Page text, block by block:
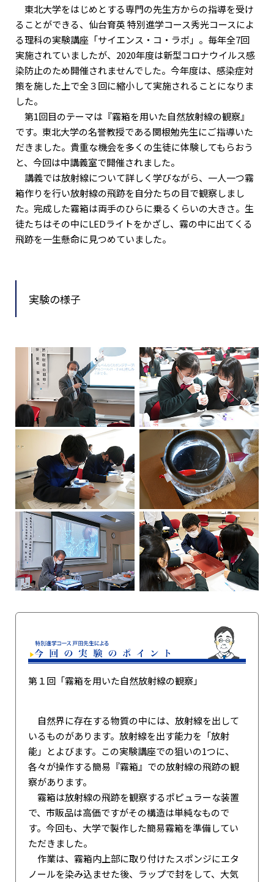
東北大学をはじめとする専門の先生方からの指導を受け
ることができる、仙台育英 特別進学コース秀光コースによ
る理科の実験講座「サイエンス・コ・ラボ」。毎年全7回
実施されていましたが、2020年度は新型コロナウイルス感
染防止のため開催されませんでした。今年度は、感染症対
策を施した上で全３回に縮小して実施されることになりま
した。
第1回目のテーマは『霧箱を用いた自然放射線の観察』
です。東北大学の名誉教授である関根勉先生にご指導いた
だきました。貴重な機会を多くの生徒に体験してもらおう
と、今回は中講義室で開催されました。
講義では放射線について詳しく学びながら、一人一つ霧
箱作りを行い放射線の飛跡を自分たちの目で観察しまし
た。完成した霧箱は両手のひらに乗るくらいの大きさ。生
徒たちはその中にLEDライトをかざし、霧の中に出てくる
飛跡を一生懸命に見つめていました。
実験の様子
第１回「霧箱を用いた自然放射線の観察」
自然界に存在する物質の中には、放射線を出して
いるものがあります。放射線を出す能力を「放射
能」とよびます。この実験講座での狙いの1つに、
各々が操作する簡易『霧箱』での放射線の飛跡の観
察があります。
霧箱は放射線の飛跡を観察するポピュラーな装置
で、市販品は高価ですがその構造は単純なもので
す。今回も、大学で製作した簡易霧箱を準備してい
ただきました。
作業は、霧箱内上部に取り付けたスポンジにエタ
ノールを染み込ませた後、ラップで封をして、大気